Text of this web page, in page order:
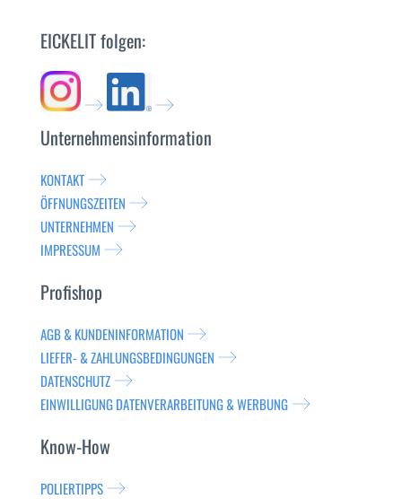
EICKELIT folgen:
Unternehmensinformation
KONTAKT
ÖFFNUNGSZEITEN
UNTERNEHMEN
IMPRESSUM
Profishop
AGB & KUNDENINFORMATION
LIEFER- & ZAHLUNGSBEDINGUNGEN
DATENSCHUTZ
EINWILLIGUNG DATENVERARBEITUNG & WERBUNG
Know-How
POLIERTIPPS